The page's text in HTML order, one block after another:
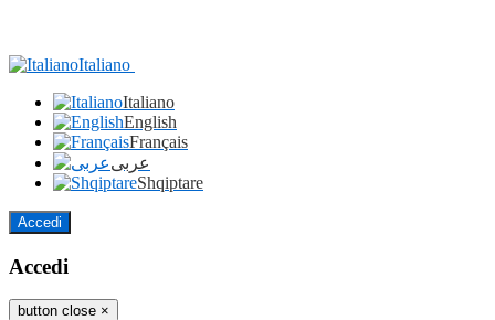
Italiano
Italiano
English
Français
عربى
Shqiptare
Accedi
Accedi
button close ×